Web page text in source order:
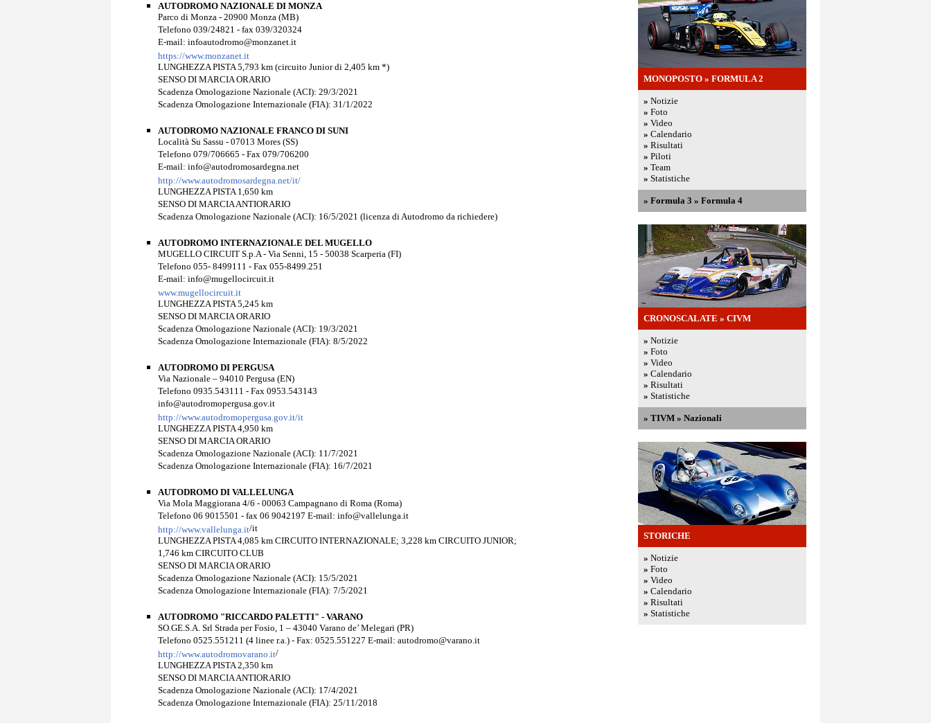
AUTODROMO NAZIONALE DI MONZA
Parco di Monza - 20900 Monza (MB)
Telefono 039/24821 - fax 039/320324
E-mail: infoautodromo@monzanet.it
https://www.monzanet.it
LUNGHEZZA PISTA 5,793 km (circuito Junior di 2,405 km *)
SENSO DI MARCIA ORARIO
Scadenza Omologazione Nazionale (ACI): 29/3/2021
Scadenza Omologazione Internazionale (FIA): 31/1/2022
AUTODROMO NAZIONALE FRANCO DI SUNI
Località Su Sassu - 07013 Mores (SS)
Telefono 079/706665 - Fax 079/706200
E-mail: info@autodromosardegna.net
http://www.autodromosardegna.net/it/
LUNGHEZZA PISTA 1,650 km
SENSO DI MARCIA ANTIORARIO
Scadenza Omologazione Nazionale (ACI): 16/5/2021 (licenza di Autodromo da richiedere)
AUTODROMO INTERNAZIONALE DEL MUGELLO
MUGELLO CIRCUIT S.p.A - Via Senni, 15 - 50038 Scarperia (FI)
Telefono 055- 8499111 - Fax 055-8499.251
E-mail: info@mugellocircuit.it
www.mugellocircuit.it
LUNGHEZZA PISTA 5,245 km
SENSO DI MARCIA ORARIO
Scadenza Omologazione Nazionale (ACI): 19/3/2021
Scadenza Omologazione Internazionale (FIA): 8/5/2022
AUTODROMO DI PERGUSA
Via Nazionale – 94010 Pergusa (EN)
Telefono 0935.543111 - Fax 0953.543143
info@autodromopergusa.gov.it
http://www.autodromopergusa.gov.it/it
LUNGHEZZA PISTA 4,950 km
SENSO DI MARCIA ORARIO
Scadenza Omologazione Nazionale (ACI): 11/7/2021
Scadenza Omologazione Internazionale (FIA): 16/7/2021
AUTODROMO DI VALLELUNGA
Via Mola Maggiorana 4/6 - 00063 Campagnano di Roma (Roma)
Telefono 06 9015501 - fax 06 9042197 E-mail: info@vallelunga.it
http://www.vallelunga.it/it
LUNGHEZZA PISTA 4,085 km CIRCUITO INTERNAZIONALE; 3,228 km CIRCUITO JUNIOR;
1,746 km CIRCUITO CLUB
SENSO DI MARCIA ORARIO
Scadenza Omologazione Nazionale (ACI): 15/5/2021
Scadenza Omologazione Internazionale (FIA): 7/5/2021
AUTODROMO "RICCARDO PALETTI" - VARANO
SO.GE.S.A. Srl Strada per Fosio, 1 – 43040 Varano de’ Melegari (PR)
Telefono 0525.551211 (4 linee r.a.) - Fax: 0525.551227 E-mail: autodromo@varano.it
http://www.autodromovarano.it/
LUNGHEZZA PISTA 2,350 km
SENSO DI MARCIA ANTIORARIO
Scadenza Omologazione Nazionale (ACI): 17/4/2021
Scadenza Omologazione Internazionale (FIA): 25/11/2018
MONOPOSTO » FORMULA 2
» Notizie
» Foto
» Video
» Calendario
» Risultati
» Piloti
» Team
» Statistiche
» Formula 3 » Formula 4
CRONOSCALATE » CIVM
» Notizie
» Foto
» Video
» Calendario
» Risultati
» Statistiche
» TIVM » Nazionali
STORICHE
» Notizie
» Foto
» Video
» Calendario
» Risultati
» Statistiche